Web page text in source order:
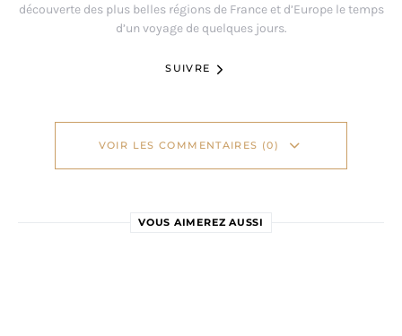
découverte des plus belles régions de France et d’Europe le temps
d’un voyage de quelques jours.
SUIVRE
VOIR LES COMMENTAIRES (0)
VOUS AIMEREZ AUSSI